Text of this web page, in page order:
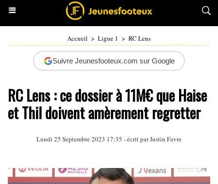
Accueil > Ligue 1 > RC Lens
Suivre Jeunesfooteux.com sur Google
RC Lens : ce dossier à 11M€ que Haise
et Thil doivent amèrement regretter
Lundi 25 Septembre 2023 17:35 - écrit parJustin Favre